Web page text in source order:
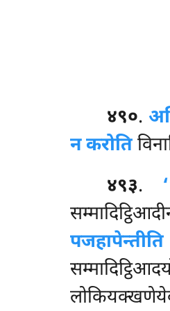
४९०.
न करोति
४९३.
पजहापेन्तीति